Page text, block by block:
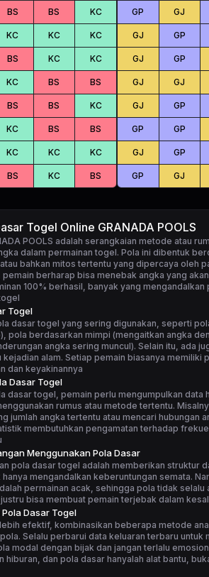
BS BS KC
KC KC KC
BS KC KC
KC BS BS
BS BS KC
KC BS BS
KC KC KC
BS KC BS
GP GJ
GJ GP
GJ GP
GJ GJ
GJ GP
GP GP
GJ GP
GP GJ
Togel Online GRANADA POOLS
POOLS adalah serangkaian metode atau
dalam permainan togel. Pola ini dibentuk
bahkan mitos tertentu yang dipercaya oleh
berharap bisa menebak angka yang
100% berhasil, banyak yang
Togel
dasar togel yang sering digunakan, seperti
pola berdasarkan mimpi (mengaitkan angka
angka sering muncul). Selain itu, ada
alam. Setiap pemain biasanya memiliki
dan keyakinannya
Dasar Togel
dasar togel, pemain perlu mengumpulkan data
rumus atau metode tertentu.
jumlah angka tertentu atau mencari hubungan
membutuhkan pengamatan terhadap
Menggunakan Pola Dasar
pola dasar togel adalah memberikan struktur
mengandalkan keberuntungan semata.
permainan acak, sehingga pola tidak selalu
bisa membuat pemain terjebak dalam
Dasar Togel
efektif, kombinasikan beberapa metode
Selalu perbarui data keluaran terbaru untuk
modal dengan bijak dan jangan terlalu
hiburan, dan pola dasar hanyalah alat bantu,